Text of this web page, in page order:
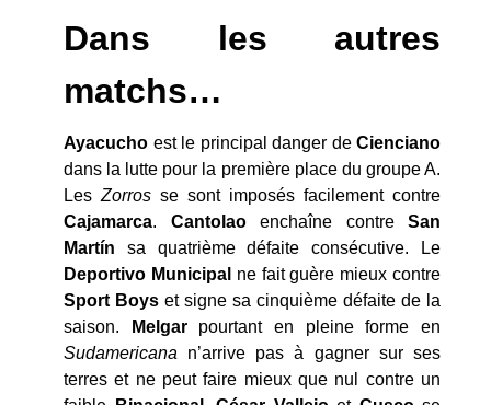
Dans les autres
matchs…
Ayacucho est le principal danger de Cienciano
dans la lutte pour la première place du groupe A.
Les Zorros se sont imposés facilement contre
Cajamarca. Cantolaoenchaîne contre San
Martín sa quatrième défaite consécutive. Le
Deportivo Municipal ne fait guère mieux contre
Sport Boys et signe sa cinquième défaite de la
saison.
Melgarpourtant en pleine forme en
Sudamericana n’arrive pas à gagner sur ses
terres et ne peut faire mieux que nul contre un